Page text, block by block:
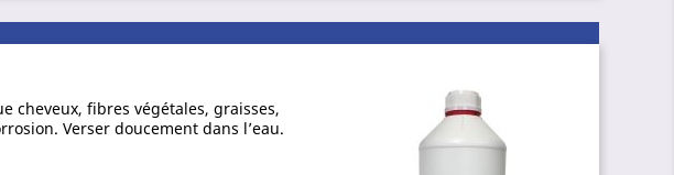
cheveux, fibres végétales, graisses,
Verser doucement dans l’eau.